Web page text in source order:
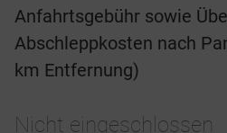
Anfahrtsgebühr sowie
Abschleppkosten nach
km Entfernung)
Nicht eingeschlossen